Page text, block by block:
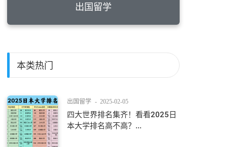
出国留学
本类热门
出国留学 - 2025-02-05
四大世界排名集齐！看看2025日
本大学排名高不高？...